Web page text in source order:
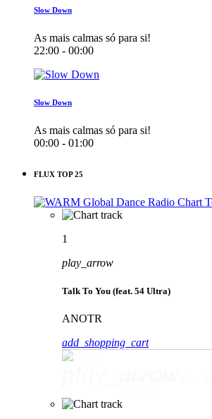
Slow Down
As mais calmas só para si!
22:00 - 00:00
Slow Down
As mais calmas só para si!
00:00 - 01:00
FLUX TOP 25
1
play_arrow
Talk To You (feat. 54 Ultra)
ANOTR
add_shopping_cart